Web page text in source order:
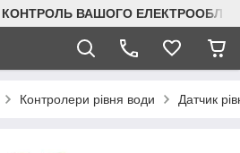
КОНТРОЛЬ ВАШОГО
Контролери рівня води Датчик